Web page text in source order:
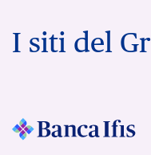
I siti del